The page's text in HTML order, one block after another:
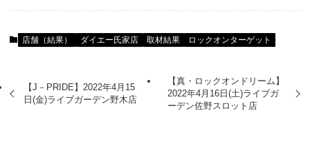
店舗（結果） ダイエー氏家店 取材結果 ロックオンターゲット
【J－PRIDE】2022年4月15
日(金)ライブガーデン野木店
【真・ロックオンドリーム】
2022年4月16日(土)ライブガ
ーデン佐野スロット店